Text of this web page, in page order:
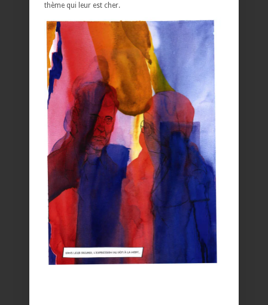
thème qui leur est cher.